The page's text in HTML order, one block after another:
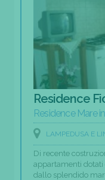
Residence
Residence Mare
LAMPEDUSA E
Di recente
appartamenti dotati
dallo splendido